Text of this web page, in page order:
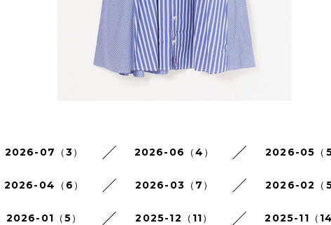
2026-07（3） 2026-06（4） 2026-05（5
2026-04（6） 2026-03（7） 2026-02（5
2026-01（5） 2025-12（11） 2025-11（14